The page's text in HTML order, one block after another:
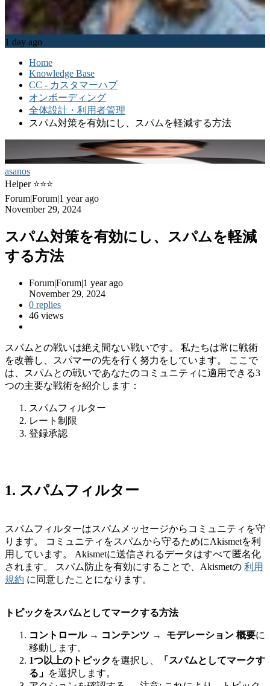
1 day ago
Home
Knowledge Base
CC - カスタマーハブ
オンボーディング
全体設計・利用者管理
スパム対策を有効にし、スパムを軽減する方法
asanos
Helper ⭐️⭐️⭐️
Forum|Forum|1 year ago
November 29, 2024
スパム対策を有効にし、スパムを軽減
する方法
Forum|Forum|1 year ago
November 29, 2024
0 replies
46 views
スパムとの戦いは絶え間ない戦いです。 私たちは常に戦術
を改善し、スパマーの先を行く努力をしています。 ここで
は、スパムとの戦いであなたのコミュニティに適用できる3
つの主要な戦術を紹介します：
スパムフィルター
レート制限
登録承認
1. スパムフィルター
スパムフィルターはスパムメッセージからコミュニティを守
ります。 コミュニティをスパムから守るためにAkismetを利
用しています。 Akismetに送信されるデータはすべて匿名化
されます。 スパム防止を有効にすることで、Akismetの 利用
規約 に同意したことになります。
トピックをスパムとしてマークする方法
コントロール→ コンテンツ → モデレーション 概要に
移動します。
1つ以上のトピック を選択し、
「スパムとしてマークす
る」 を選択します。